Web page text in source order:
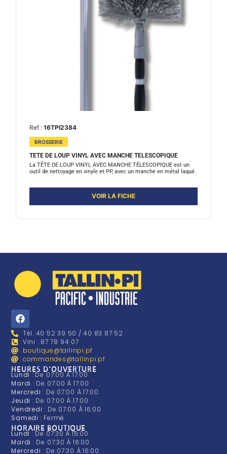
Ref : 16TPI2384
BROSSERIE
TETE DE LOUP VINYL AVEC MANCHE TELESCOPIQUE
La TÊTE DE LOUP VINYL AVEC MANCHE TÉLESCOPIQUE est un
outil de nettoyage en vinyle et PP, avec un manche en métal laqué.
VOIR LA FICHE
Tél. 40 52 39 50 / 40 83 87 52
Vini : 87 78 94 07
boutique@tallinpi.pf
commandes@tallinpi.pf
HEURES D'OUVERTURE
Lundi: De 07:00 À 17:00
Mardi : De 07:00 À 17:00
Mercredi: De 07:00 À 17:00
Jeudi : De 07:00 À 17:00
Vendredi: De 07:00 À 16:00
Samedi : Fermé
HORAIRE BOUTIQUE
Lundi : De 07:30 À 16:00
Mardi : De 07:30 À 16:00
Mercredi: De 07:30 À 16:00